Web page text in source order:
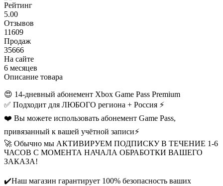
Рейтинг
5.00
Отзывов
11609
Продаж
35666
На сайте
6 месяцев
Описание товара
😍 14-дневный абонемент Xbox Game Pass Premium
✅ Подходит для ЛЮБОГО региона + Россия ⚡
❤️ Вы можете использовать абонемент Game Pass,
привязанный к вашей учётной записи⚡
🚀 Обычно мы АКТИВИРУЕМ ПОДПИСКУ В ТЕЧЕНИЕ 1-6
ЧАСОВ С МОМЕНТА НАЧАЛА ОБРАБОТКИ ВАШЕГО
ЗАКАЗА!
✔️Наш магазин гарантирует 100% безопасность ваших